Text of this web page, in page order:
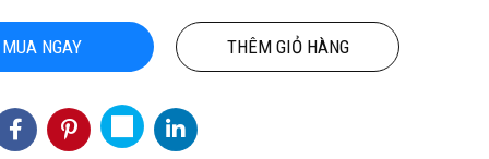
MUA NGAY THÊM GIỎ HÀNG